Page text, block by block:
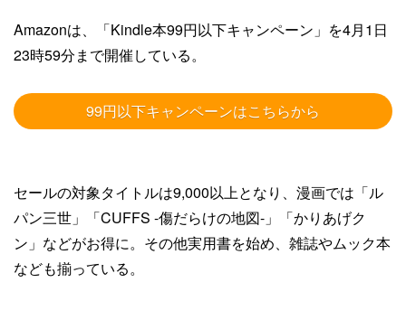
Amazonは、「Kindle本99円以下キャンペーン」を4月1日
23時59分まで開催している。
99円以下キャンペーンはこちらから
セールの対象タイトルは9,000以上となり、漫画では「ル
パン三世」「CUFFS -傷だらけの地図-」「かりあげク
ン」などがお得に。その他実用書を始め、雑誌やムック本
なども揃っている。